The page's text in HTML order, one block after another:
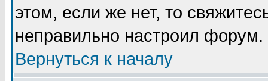
этом, если же нет, то
неправильно настроил форум.
Вернуться к началу